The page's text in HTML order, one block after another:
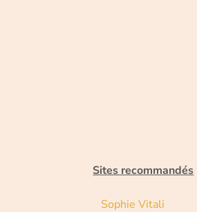
Sites recommandés
Sophie Vitali